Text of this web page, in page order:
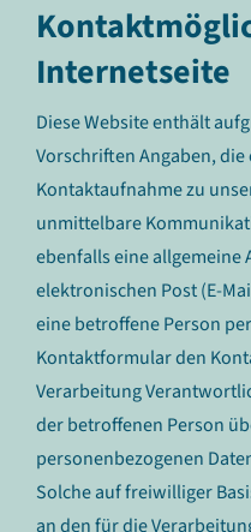
Internetseite
Diese Website enthält
Vorschriften Angaben,
Kontaktaufnahme zu
unmittelbare
ebenfalls eine allgemeine
elektronischen Post (E-
eine betroffene Person
Kontaktformular den
Verarbeitung
der betroffenen Person
personenbezogenen
Solche auf freiwilliger
an den für die